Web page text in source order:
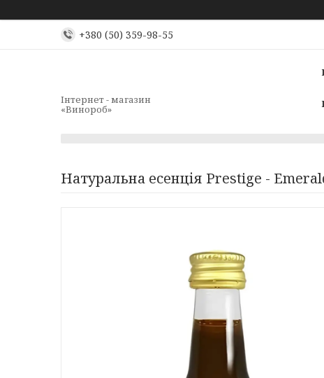
+380 (50) 359-98-55
Інтернет - магазин
«Винороб»
Натуральна есенція Prestige -